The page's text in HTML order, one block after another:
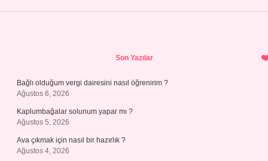
Son Yazılar
Bağlı olduğum vergi dairesini nasıl öğrenirim ?
Ağustos 6, 2026
Kaplumbağalar solunum yapar mı ?
Ağustos 5, 2026
Ava çıkmak için nasıl bir hazırlık ?
Ağustos 4, 2026